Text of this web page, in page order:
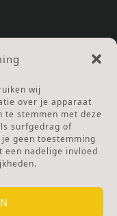
wij
over je apparaat
stemmen met deze
surfgedrag of
geen toestemming
nadelige invloed